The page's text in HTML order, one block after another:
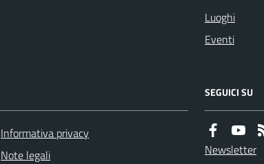
Luoghi
Eventi
Informativa privacy
Note legali
SEGUICI SU
Newsletter